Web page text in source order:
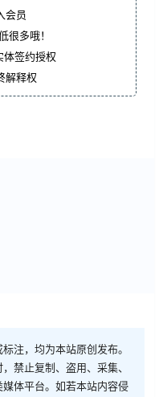
会员
很多哦！
体签约授权
解释权
注，均为本站原创发布。
禁止复制、盗用、采集、
体平台。如若本站内容侵